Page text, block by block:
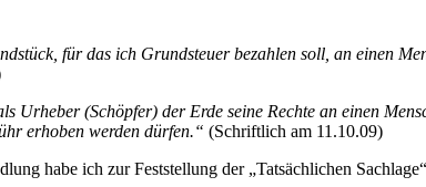
für das ich Grundsteuer bezahlen soll, an einen
Urheber (Schöpfer) der Erde seine Rechte an einen
erhoben werden dürfen.“ (Schriftlich am 11.10.09)
habe ich zur Feststellung der „Tatsächlichen